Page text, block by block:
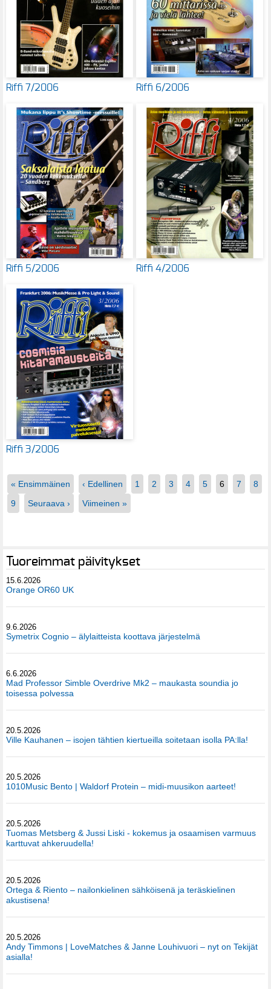
Riffi 7/2006 Riffi 6/2006
Riffi 5/2006 Riffi 4/2006
Riffi 3/2006
« Ensimmäinen ‹ Edellinen 1 2 3 4 5 6 7
8
9
Seuraava › Viimeinen »
Tuoreimmat päivitykset
15.6.2026
Orange OR60 UK
9.6.2026
Symetrix Cognio – älylaitteista koottava järjestelmä
6.6.2026
Mad Professor Simble Overdrive Mk2 – maukasta soundia jo
toisessa polvessa
20.5.2026
Ville Kauhanen – isojen tähtien kiertueilla soitetaan isolla PA:lla!
20.5.2026
1010Music Bento | Waldorf Protein – midi-muusikon aarteet!
20.5.2026
Tuomas Metsberg & Jussi Liski - kokemus ja osaamisen varmuus
karttuvat ahkeruudella!
20.5.2026
Ortega & Riento – nailonkielinen sähköisenä ja teräskielinen
akustisena!
20.5.2026
Andy Timmons | LoveMatches & Janne Louhivuori – nyt on Tekijät
asialla!